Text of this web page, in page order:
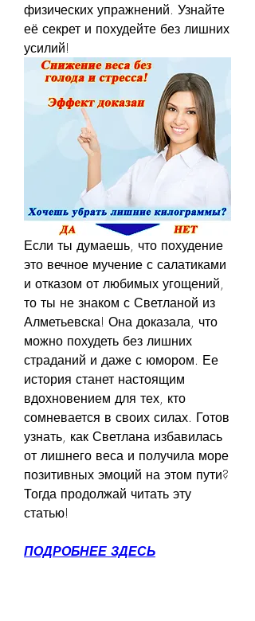
физических упражнений. Узнайте
её секрет и похудейте без лишних
усилий!
Если ты думаешь, что похудение
это вечное мучение с салатиками
и отказом от любимых угощений,
то ты не знаком с Светланой из
Алметьевска! Она доказала, что
можно похудеть без лишних
страданий и даже с юмором. Ее
история станет настоящим
вдохновением для тех, кто
сомневается в своих силах. Готов
узнать, как Светлана избавилась
от лишнего веса и получила море
позитивных эмоций на этом пути?
Тогда продолжай читать эту
статью!
ПОДРОБНЕЕ ЗДЕСЬ